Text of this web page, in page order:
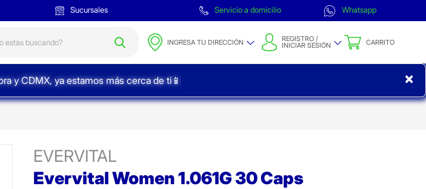
Sucursales Servicio a domicilio Whatsapp
INGRESA TU DIRECCIÓN REGISTRO /
INICIAR SESIÓN CARRITO
y CDMX, ya estamos más cerca de ti📱 ×
EVERVITAL
Evervital Women 1.061G 30 Caps